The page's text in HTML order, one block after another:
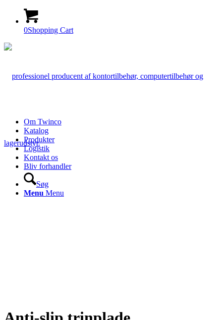
0Shopping Cart
Om Twinco
Katalog
Produkter
Logistik
Kontakt os
Bliv forhandler
Søg
Menu Menu